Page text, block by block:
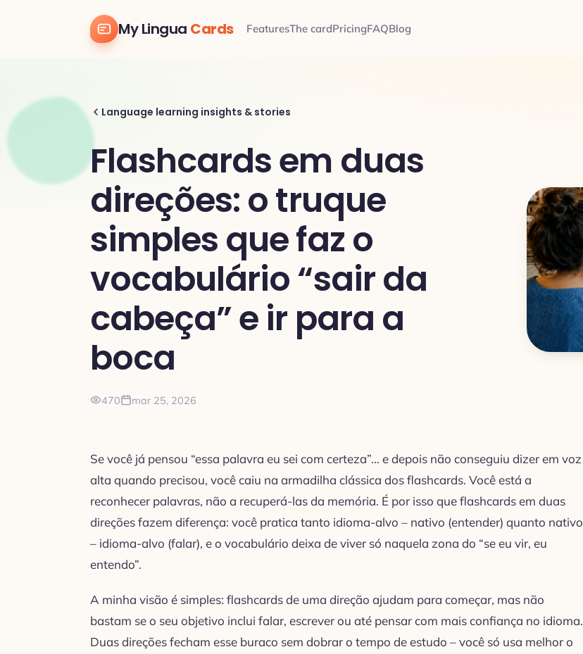
My Lingua Cards FeaturesThe cardPricingFAQBlog
Language learning insights & stories
Flashcards em duas
direções: o truque
simples que faz o
vocabulário “sair da
cabeça” e ir para a
boca
470 mar 25, 2026
Se você já pensou “essa palavra eu sei com certeza”… e depois não conseguiu dizer em voz
alta quando precisou, você caiu na armadilha clássica dos flashcards. Você está a
reconhecer palavras, não a recuperá-las da memória. É por isso que flashcards em duas
direções fazem diferença: você pratica tanto idioma-alvo – nativo (entender) quanto nativo
– idioma-alvo (falar), e o vocabulário deixa de viver só naquela zona do “se eu vir, eu
entendo”.
A minha visão é simples: flashcards de uma direção ajudam para começar, mas não
bastam se o seu objetivo inclui falar, escrever ou até pensar com mais confiança no idioma.
Duas direções fecham esse buraco sem dobrar o tempo de estudo – você só usa melhor o